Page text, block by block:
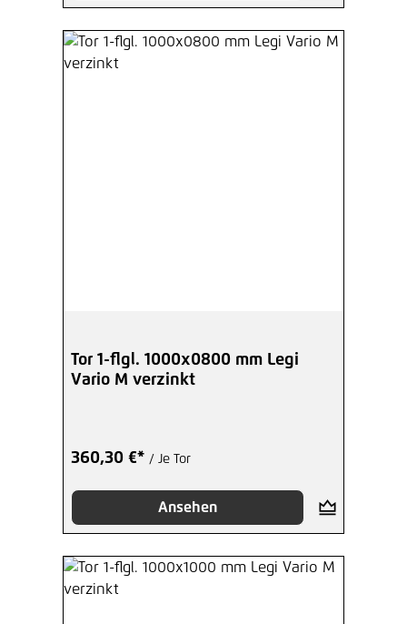
Tor 1-flgl. 1000x0800 mm Legi
Vario M verzinkt
360,30 €* / Je Tor
Ansehen